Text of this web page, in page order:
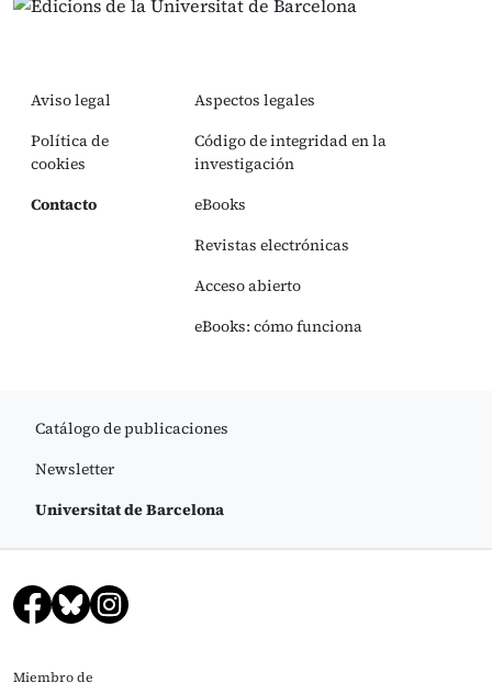
Aviso legal
Política de
cookies
Contacto
Aspectos legales
Código de integridad en la
investigación
eBooks
Revistas electrónicas
Acceso abierto
eBooks: cómo funciona
Catálogo de publicaciones
Newsletter
Universitat de Barcelona
Miembro de